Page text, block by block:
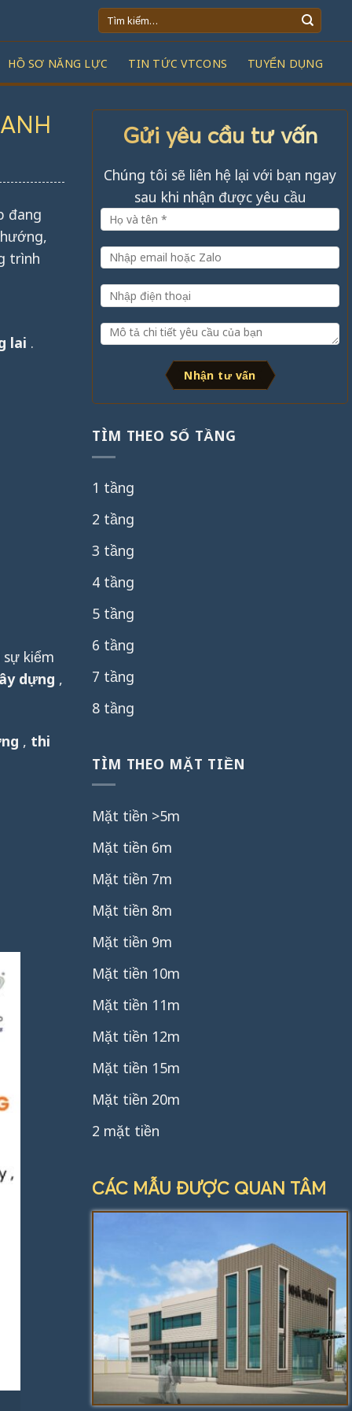
Tìm
kiếm:
HỒ SƠ NĂNG LỰC TIN TỨC VTCONS TUYỂN DỤNG
đang
trình
lai .
kiểm
dựng ,
, thi
Gửi yêu cầu tư vấn
Chúng tôi sẽ liên hệ lại với bạn ngay
sau khi nhận được yêu cầu
Nhận tư vấn
TÌM THEO SỐ TẦNG
1 tầng
2 tầng
3 tầng
4 tầng
5 tầng
6 tầng
7 tầng
8 tầng
TÌM THEO MẶT TIỀN
Mặt tiền >5m
Mặt tiền 6m
Mặt tiền 7m
Mặt tiền 8m
Mặt tiền 9m
Mặt tiền 10m
Mặt tiền 11m
Mặt tiền 12m
Mặt tiền 15m
Mặt tiền 20m
2 mặt tiền
CÁC MẪU ĐƯỢC QUAN TÂM